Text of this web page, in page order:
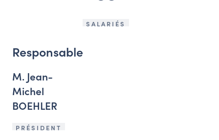
Étudiants & chercheurs
SALARIÉS
Responsable
M. Jean-
Michel
BOEHLER
PRÉSIDENT